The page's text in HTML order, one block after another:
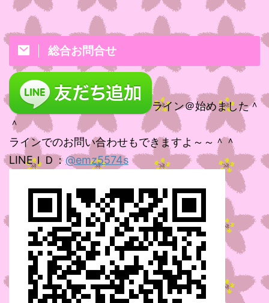
総合お問合せ
ライン＠始めました＾
＾
ラインでのお問い合わせもできますよ～～＾＾
LINEＩＤ：@emz5574s